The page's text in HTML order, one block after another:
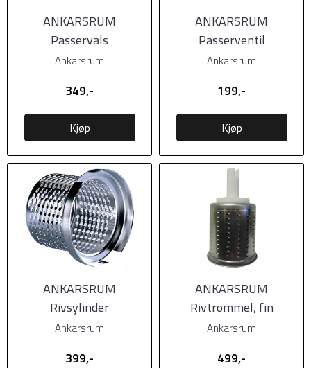
ANKARSRUM
Passervals
Ankarsrum
349,-
Kjøp
ANKARSRUM
Passerventil
Ankarsrum
199,-
Kjøp
ANKARSRUM
Rivsylinder
Ankarsrum
399,-
ANKARSRUM
Rivtrommel, fin
Ankarsrum
499,-